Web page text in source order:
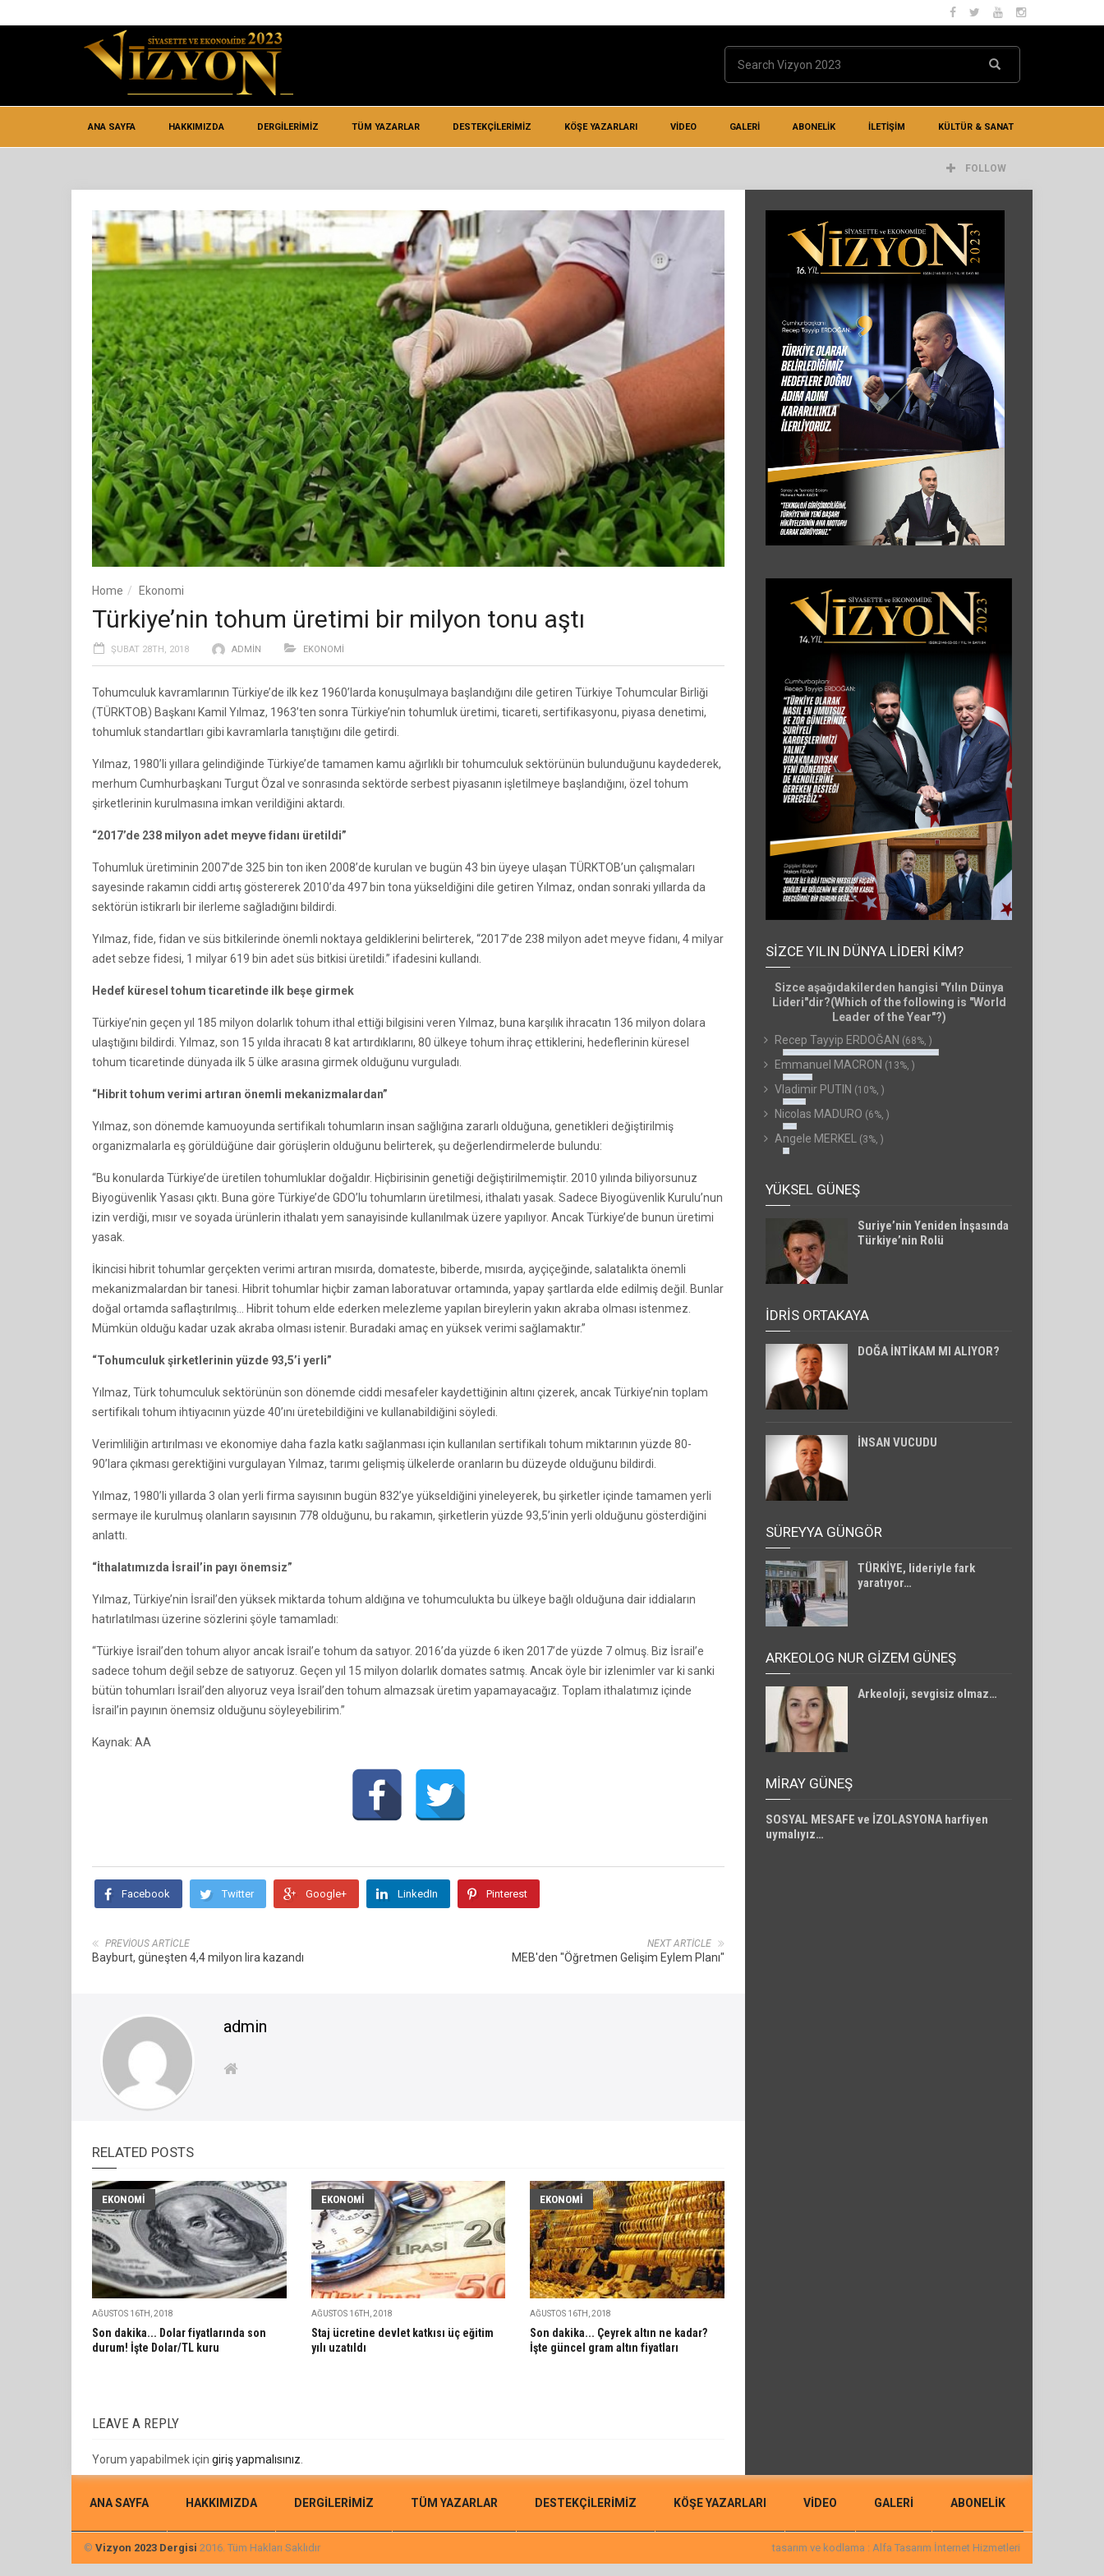
ANA SAYFA HAKKIMIZDA DERGİLERİMİZ TÜM YAZARLAR DESTEKÇILERIMIZ KÖŞE YAZARLARI VIDEO GALERİ ABONELİK İLETIŞIM KÜLTÜR & SANAT
FOLLOW
Home Ekonomi
Türkiye’nin tohum üretimi bir milyon tonu aştı
ŞUBAT 28TH, 2018 ADMIN EKONOMI
Tohumculuk kavramlarının Türkiye’de ilk kez 1960’larda konuşulmaya başlandığını dile getiren Türkiye Tohumcular Birliği
(TÜRKTOB) Başkanı Kamil Yılmaz, 1963’ten sonra Türkiye’nin tohumluk üretimi, ticareti, sertifikasyonu, piyasa denetimi,
tohumluk standartları gibi kavramlarla tanıştığını dile getirdi.
Yılmaz, 1980’li yıllara gelindiğinde Türkiye’de tamamen kamu ağırlıklı bir tohumculuk sektörünün bulunduğunu kaydederek,
merhum Cumhurbaşkanı Turgut Özal ve sonrasında sektörde serbest piyasanın işletilmeye başlandığını, özel tohum
şirketlerinin kurulmasına imkan verildiğini aktardı.
“2017’de 238 milyon adet meyve fidanı üretildi”
Tohumluk üretiminin 2007’de 325 bin ton iken 2008’de kurulan ve bugün 43 bin üyeye ulaşan TÜRKTOB’un çalışmaları
sayesinde rakamın ciddi artış göstererek 2010’da 497 bin tona yükseldiğini dile getiren Yılmaz, ondan sonraki yıllarda da
sektörün istikrarlı bir ilerleme sağladığını bildirdi.
Yılmaz, fide, fidan ve süs bitkilerinde önemli noktaya geldiklerini belirterek, “2017’de 238 milyon adet meyve fidanı, 4 milyar
adet sebze fidesi, 1 milyar 619 bin adet süs bitkisi üretildi.” ifadesini kullandı.
Hedef küresel tohum ticaretinde ilk beşe girmek
Türkiye’nin geçen yıl 185 milyon dolarlık tohum ithal ettiği bilgisini veren Yılmaz, buna karşılık ihracatın 136 milyon dolara
ulaştığını bildirdi. Yılmaz, son 15 yılda ihracatı 8 kat artırdıklarını, 80 ülkeye tohum ihraç ettiklerini, hedeflerinin küresel
tohum ticaretinde dünyada ilk 5 ülke arasına girmek olduğunu vurguladı.
“Hibrit tohum verimi artıran önemli mekanizmalardan”
Yılmaz, son dönemde kamuoyunda sertifikalı tohumların insan sağlığına zararlı olduğuna, genetikleri değiştirilmiş
organizmalarla eş görüldüğüne dair görüşlerin olduğunu belirterek, şu değerlendirmelerde bulundu:
“Bu konularda Türkiye’de üretilen tohumluklar doğaldır. Hiçbirisinin genetiği değiştirilmemiştir. 2010 yılında biliyorsunuz
Biyogüvenlik Yasası çıktı. Buna göre Türkiye’de GDO’lu tohumların üretilmesi, ithalatı yasak. Sadece Biyogüvenlik Kurulu’nun
izin verdiği, mısır ve soyada ürünlerin ithalatı yem sanayisinde kullanılmak üzere yapılıyor. Ancak Türkiye’de bunun üretimi
yasak.
İkincisi hibrit tohumlar gerçekten verimi artıran mısırda, domateste, biberde, mısırda, ayçiçeğinde, salatalıkta önemli
mekanizmalardan bir tanesi. Hibrit tohumlar hiçbir zaman laboratuvar ortamında, yapay şartlarda elde edilmiş değil. Bunlar
doğal ortamda saflaştırılmış… Hibrit tohum elde ederken melezleme yapılan bireylerin yakın akraba olması istenmez.
Mümkün olduğu kadar uzak akraba olması istenir. Buradaki amaç en yüksek verimi sağlamaktır.”
“Tohumculuk şirketlerinin yüzde 93,5’i yerli”
Yılmaz, Türk tohumculuk sektörünün son dönemde ciddi mesafeler kaydettiğinin altını çizerek, ancak Türkiye’nin toplam
sertifikalı tohum ihtiyacının yüzde 40’ını üretebildiğini ve kullanabildiğini söyledi.
Verimliliğin artırılması ve ekonomiye daha fazla katkı sağlanması için kullanılan sertifikalı tohum miktarının yüzde 80-
90’lara çıkması gerektiğini vurgulayan Yılmaz, tarımı gelişmiş ülkelerde oranların bu düzeyde olduğunu bildirdi.
Yılmaz, 1980’li yıllarda 3 olan yerli firma sayısının bugün 832’ye yükseldiğini yineleyerek, bu şirketler içinde tamamen yerli
sermaye ile kurulmuş olanların sayısının 778 olduğunu, bu rakamın, şirketlerin yüzde 93,5’inin yerli olduğunu gösterdiğini
anlattı.
“İthalatımızda İsrail’in payı önemsiz”
Yılmaz, Türkiye’nin İsrail’den yüksek miktarda tohum aldığına ve tohumculukta bu ülkeye bağlı olduğuna dair iddiaların
hatırlatılması üzerine sözlerini şöyle tamamladı:
“Türkiye İsrail’den tohum alıyor ancak İsrail’e tohum da satıyor. 2016’da yüzde 6 iken 2017’de yüzde 7 olmuş. Biz İsrail’e
sadece tohum değil sebze de satıyoruz. Geçen yıl 15 milyon dolarlık domates satmış. Ancak öyle bir izlenimler var ki sanki
bütün tohumları İsrail’den alıyoruz veya İsrail’den tohum almazsak üretim yapamayacağız. Toplam ithalatımız içinde
İsrail’in payının önemsiz olduğunu söyleyebilirim.”
Kaynak: AA
Facebook Twitter Google+ LinkedIn Pinterest
NEXT ARTICLE
MEB'den "Öğretmen Gelişim Eylem Planı"
PREVIOUS ARTICLE
Bayburt, güneşten 4,4 milyon lira kazandı
admin
RELATED POSTS
EKONOMI
AĞUSTOS 16TH, 2018
Son dakika... Dolar fiyatlarında son
durum! İşte Dolar/TL kuru
EKONOMI
AĞUSTOS 16TH, 2018
Staj ücretine devlet katkısı üç eğitim
yılı uzatıldı
EKONOMI
AĞUSTOS 16TH, 2018
Son dakika... Çeyrek altın ne kadar?
İşte güncel gram altın fiyatları
LEAVE A REPLY
Yorum yapabilmek için giriş yapmalısınız
SIZCE YILIN DÜNYA LIDERI KIM?
Sizce aşağıdakilerden hangisi "Yılın Dünya
Lideri"dir?(Which of the following is "World
Leader of the Year"?)
Recep Tayyip ERDOĞAN (68%, )
Emmanuel MACRON (13%, )
Vladimir PUTIN (10%, )
Nicolas MADURO (6%, )
Angele MERKEL (3%, )
YÜKSEL GÜNEŞ
Suriye’nin Yeniden İnşasında
Türkiye’nin Rolü
İDRİS ORTAKAYA
DOĞA İNTİKAM MI ALIYOR?
İNSAN VUCUDU
SÜREYYA GÜNGÖR
TÜRKİYE, lideriyle fark
yaratıyor…
ARKEOLOG NUR GİZEM GÜNEŞ
Arkeoloji, sevgisiz olmaz…
MIRAY GÜNEŞ
SOSYAL MESAFE ve İZOLASYONA harfiyen
uymalıyız…
ANA SAYFA HAKKIMIZDA DERGİLERİMİZ TÜM YAZARLAR DESTEKÇILERIMIZ KÖŞE YAZARLARI VIDEO GALERİ ABONELİK
© Vizyon 2023 Dergisi 2016. Tüm Hakları Saklıdır tasarım ve kodlama : Alfa Tasarım İnternet Hizmetleri